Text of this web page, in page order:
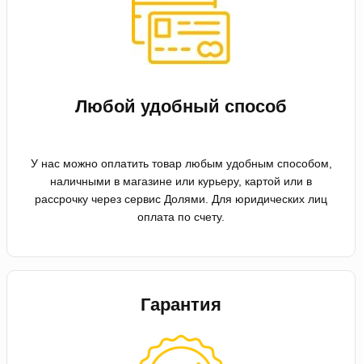
Любой удобный способ
У нас можно оплатить товар любым удобным способом,
наличными в магазине или курьеру, картой или в
рассрочку через сервис Долями. Для юридических лиц
оплата по счету.
Гарантия